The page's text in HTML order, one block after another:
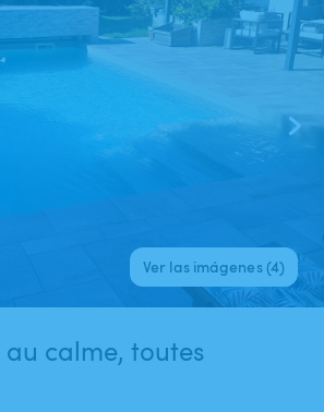
Ver las imágenes (4)
au calme, toutes